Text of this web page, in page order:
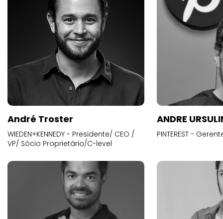
André Troster
WIEDEN+KENNEDY - Presidente/ CEO /
VP/ Sócio Proprietário/C-level
ANDRE
PINTEREST -